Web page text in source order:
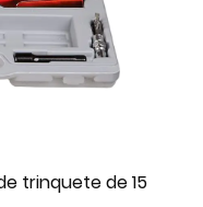
trinquete de 15